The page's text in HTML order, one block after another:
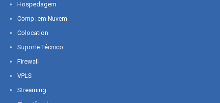
Hospedagem
Comp. em Nuvem
Colocation
Suporte Técnico
Firewall
VPLS
Streaming